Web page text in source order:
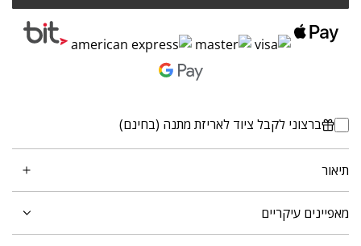
ברצוני לקבל ציוד לאריזת מתנה (בחינם)
תיאור
מאפיינים עיקריים